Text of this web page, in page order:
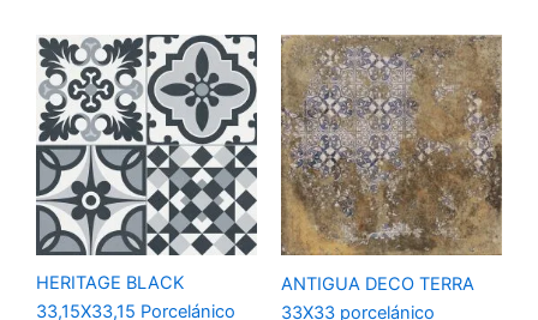
HERITAGE BLACK
33,15X33,15 Porcelánico
ANTIGUA DECO TERRA
33X33 porcelánico